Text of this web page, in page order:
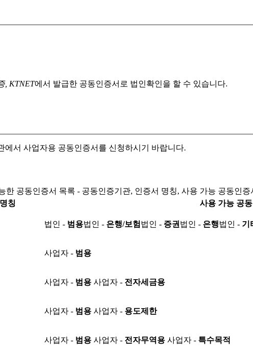
, KTNET에서 발급한 공동인증서로 법인확인을 할 수 있습니다.
서 사업자용 공동인증서를 신청하시기 바랍니다.
한 공동인증서 목록 - 공동인증기관, 인증서 명칭, 사용 가능 공동인증
칭 사용 가능 공
법인 - 범용법인 - 은행/보험 법인 - 증권 법인 - 은행법인 - 기
사업자 - 범용
사업자 - 범용 사업자 - 전자세금용
사업자 - 범용 사업자 - 용도제한
사업자 - 범용 사업자 - 전자무역용 사업자 - 특수목적